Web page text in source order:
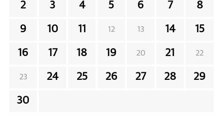
2 3 4 5 6 7 8
9 10 11 12 13 14 15
16 17 18 19 20 21 22
23 24 25 26 27 28 29
30